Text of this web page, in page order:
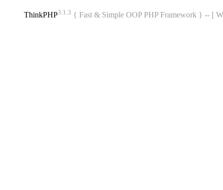
ThinkPHP3.1.3 { Fast & Simple OOP PHP Framework } -- [